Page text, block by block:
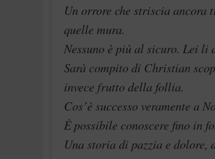
Un orrore che striscia ancora
quelle mura.
Nessuno è più al sicuro. Lei li
Sarà compito di Christian
invece frutto della follia.
Cos’è successo veramente a
È possibile conoscere fino in
Una storia di pazzia e dolore,